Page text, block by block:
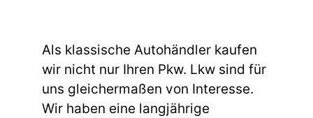
Als klassische Autohändler kaufen
wir nicht nur Ihren Pkw. Lkw sind für
uns gleichermaßen von Interesse.
Wir haben eine langjährige